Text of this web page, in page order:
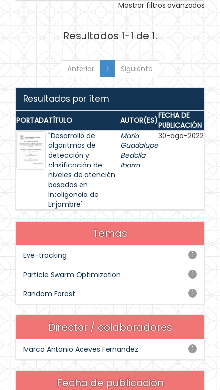
Mostrar filtros avanzados
Resultados 1-1 de 1.
Anterior 1 Siguiente
Resultados por ítem:
PORTADATÍTULO AUTOR(ES)FECHA DE
PUBLICACIÓN
"Desarrollo de
algoritmos de
detección y
clasificación de
niveles de atención
basados en
Inteligencia de
Enjambre"
María
Guadalupe
Bedolla
Ibarra
30-ago-2022
Temas
1
Eye-tracking
1
Particle Swarm Optimization
1
Random Forest
Director / colaboradores
1
Marco Antonio Aceves Fernandez
Fecha de publicación